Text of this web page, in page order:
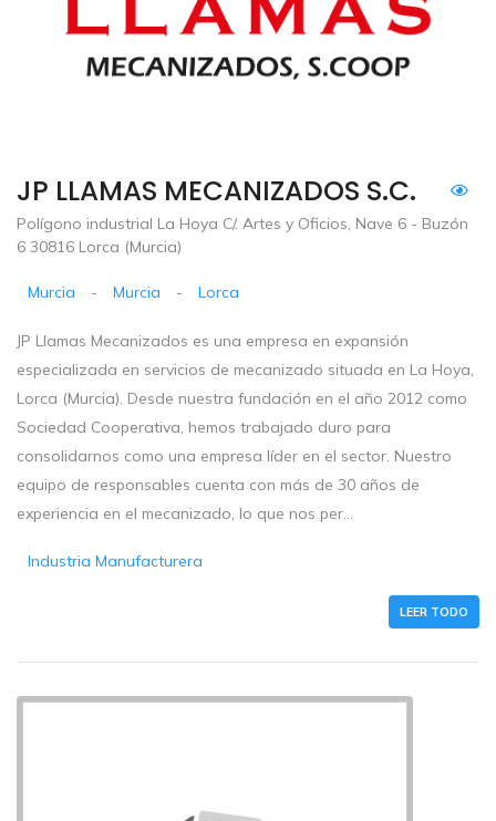
JP LLAMAS MECANIZADOS S.C.
Polígono industrial La Hoya C/. Artes y Oficios, Nave 6 - Buzón
6 30816 Lorca (Murcia)
Murcia - Murcia - Lorca
JP Llamas Mecanizados es una empresa en expansión
especializada en servicios de mecanizado situada en La Hoya,
Lorca (Murcia). Desde nuestra fundación en el año 2012 como
Sociedad Cooperativa, hemos trabajado duro para
consolidarnos como una empresa líder en el sector. Nuestro
equipo de responsables cuenta con más de 30 años de
experiencia en el mecanizado, lo que nos per...
Industria Manufacturera
LEER TODO